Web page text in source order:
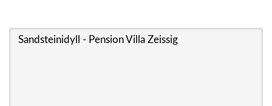
Sandsteinidyll - Pension Villa Zeissig